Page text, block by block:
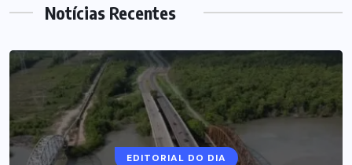
Notícias Recentes
EDITORIAL DO DIA